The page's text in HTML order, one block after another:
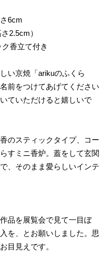
6cm
2.5cm）
香立て付き
い京焼「arikuのふくら
前をつけてあげてください
ていただけると嬉しいで
のスティックタイプ、コー
すミニ香炉。蓋をして玄関
、そのまま愛らしいインテ
品を展覧会で見て一目ぼ
を、とお願いしました。思
目見えです。